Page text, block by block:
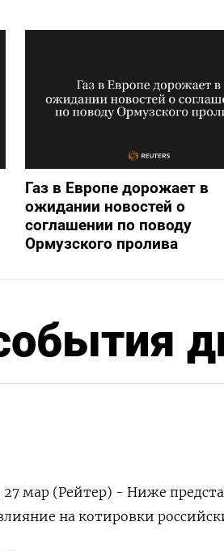
Газ в Европе дорожает в
ожидании новостей о
соглашении по поводу
Ормузского пролива
мар (Рейтер) - Ниже
на котировки